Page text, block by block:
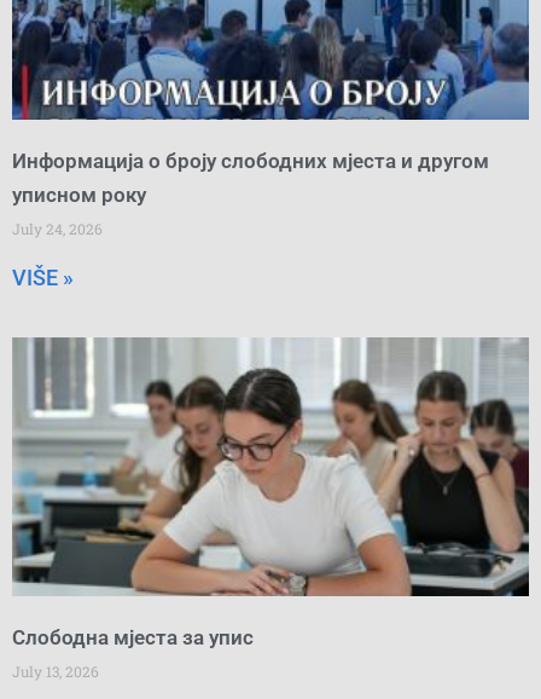
Информација о броју слободних мјеста и другом
уписном року
July 24, 2026
VIŠE »
Слободна мјеста за упис
July 13, 2026